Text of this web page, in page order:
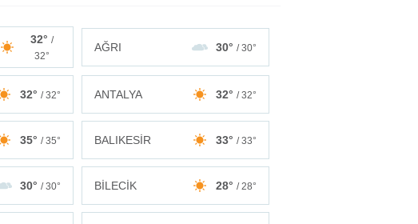
32° /
32°
AĞRI 30° / 30°
32° / 32° ANTALYA 32° / 32°
35° / 35° BALIKESİR 33° / 33°
30° / 30° BİLECİK 28° / 28°